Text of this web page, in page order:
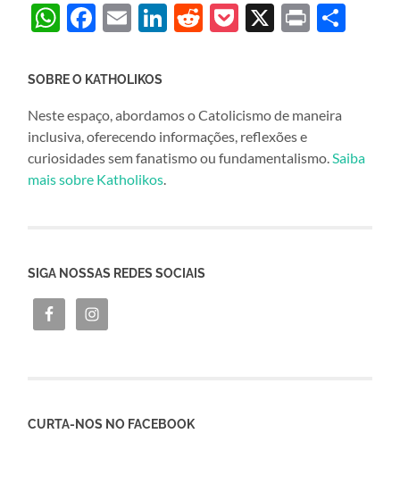
WhatsApp
Facebook
EmailLinkedIn
Reddit
Pocket
X Print
SOBRE O KATHOLIKOS
Neste espaço, abordamos o Catolicismo de maneira
inclusiva, oferecendo informações, reflexões e
curiosidades sem fanatismo ou fundamentalismo.Saiba
mais sobre Katholikos.
SIGA NOSSAS REDES SOCIAIS
CURTA-NOS NO FACEBOOK